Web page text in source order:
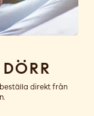
dörr
direkt från